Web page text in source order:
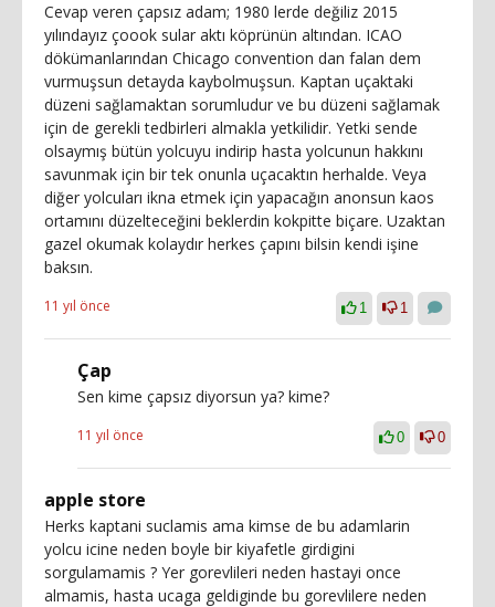
Cevap veren çapsız adam; 1980 lerde değiliz 2015
yılındayız çoook sular aktı köprünün altından. ICAO
dökümanlarından Chicago convention dan falan dem
vurmuşsun detayda kaybolmuşsun. Kaptan uçaktaki
düzeni sağlamaktan sorumludur ve bu düzeni sağlamak
için de gerekli tedbirleri almakla yetkilidir. Yetki sende
olsaymış bütün yolcuyu indirip hasta yolcunun hakkını
savunmak için bir tek onunla uçacaktın herhalde. Veya
diğer yolcuları ikna etmek için yapacağın anonsun kaos
ortamını düzelteceğini beklerdin kokpitte biçare. Uzaktan
gazel okumak kolaydır herkes çapını bilsin kendi işine
baksın.
11 yıl önce 1 1
Çap
Sen kime çapsız diyorsun ya? kime?
11 yıl önce 0 0
apple store
Herks kaptani suclamis ama kimse de bu adamlarin
yolcu icine neden boyle bir kiyafetle girdigini
sorgulamamis ? Yer gorevlileri neden hastayi once
almamis, hasta ucaga geldiginde bu gorevlilere neden